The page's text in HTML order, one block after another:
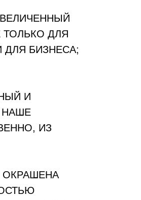
ДЛЯ
БИЗНЕСА;
И
НАШЕ
ИЗ
ОКРАШЕНА